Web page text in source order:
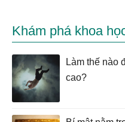
Khám phá khoa
Làm thế nào
cao?